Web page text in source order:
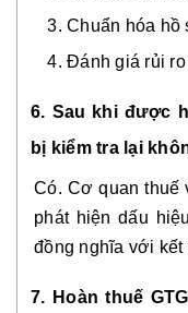
Chuẩn hóa hồ
Đánh giá rủi
6. Sau khi được
bị kiểm tra lại
Có. Cơ quan thuế
phát hiện dấu
đồng nghĩa với kết
7. Hoàn thuế